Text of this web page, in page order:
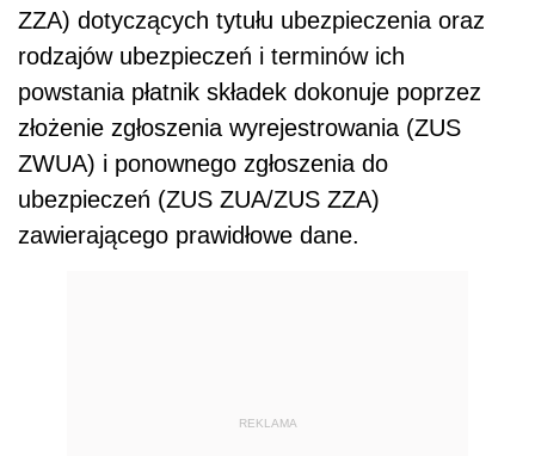
ZZA) dotyczących tytułu ubezpieczenia oraz
rodzajów ubezpieczeń i terminów ich
powstania płatnik składek dokonuje poprzez
złożenie zgłoszenia wyrejestrowania (ZUS
ZWUA) i ponownego zgłoszenia do
ubezpieczeń (ZUS ZUA/ZUS ZZA)
zawierającego prawidłowe dane.
REKLAMA